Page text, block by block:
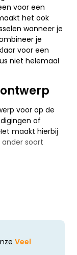
voor een
het ook
wanneer je
je
voor een
niet helemaal
voor op de
of
maakt hierbij
soort
Veel